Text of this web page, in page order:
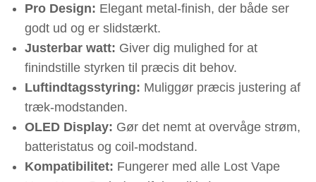
Pro Design: Elegant metal-finish, der både ser
godt ud og er slidstærkt.
Justerbar watt: Giver dig mulighed for at
finindstille styrken til præcis dit behov.
Luftindtagsstyring: Muliggør præcis justering af
træk-modstanden.
OLED Display: Gør det nemt at overvåge strøm,
batteristatus og coil-modstand.
Kompatibilitet: Fungerer med alle Lost Vape